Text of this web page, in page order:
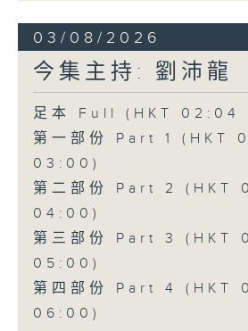
03/08/2026
今集主持: 劉沛龍
足本 Full (HKT 02:04
第一部份 Part 1 (HKT
03:00)
第二部份 Part 2 (HKT
04:00)
第三部份 Part 3 (HKT
05:00)
第四部份 Part 4 (HKT
06:00)